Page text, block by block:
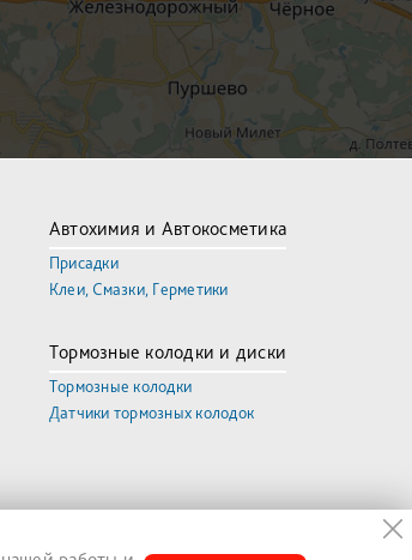
Автохимия и Автокосметика
Присадки
Клеи, Смазки, Герметики
Тормозные колодки и диски
Тормозные колодки
Датчики тормозных колодок